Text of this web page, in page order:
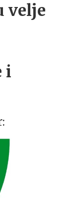
velje
i